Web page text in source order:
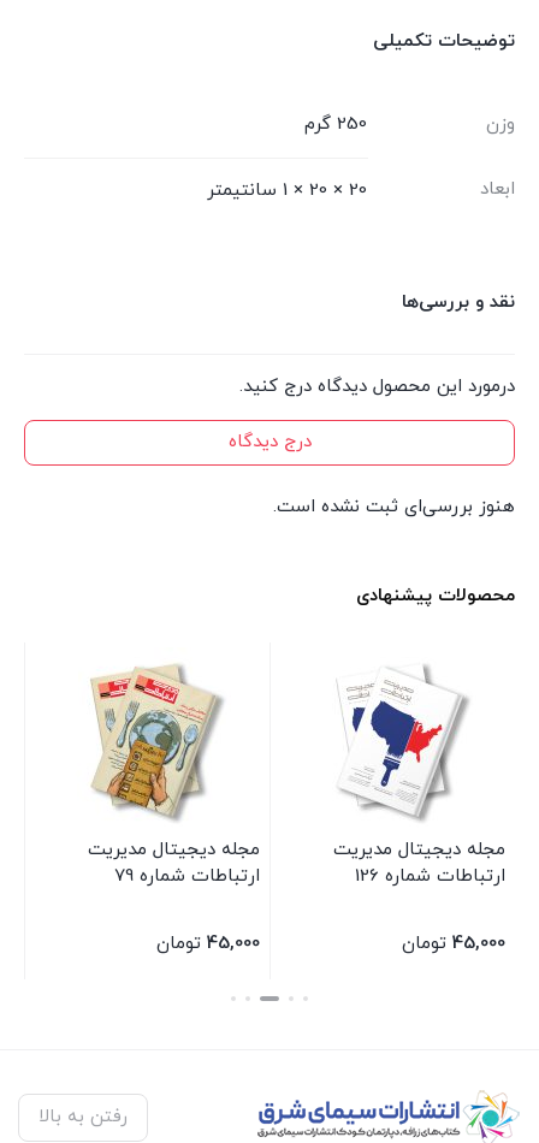
توضیحات تکمیلی
وزن 250 گرم
ابعاد 20 × 20 × 1 سانتیمتر
نقد و بررسی‌ها
درمورد این محصول دیدگاه درج کنید.
درج دیدگاه
هنوز بررسی‌ای ثبت نشده است.
محصولات پیشنهادی
مجله دیجیتال مدیریت
ارتباطات شماره 126
45,000 تومان
مجله دیجیتال مدیریت
ارتباطات شماره 79
45,000 تومان
بستن
رفتن به بالا